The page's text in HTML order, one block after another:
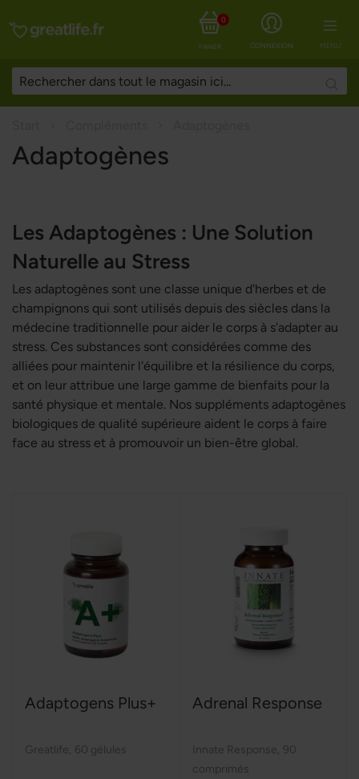
MENU
CONNEXION
PANIER
0
Adaptogènes
Les Adaptogènes : Une Solution
Naturelle au Stress
Les adaptogènes sont une classe unique d'herbes et de
champignons qui sont utilisés depuis des siècles dans la
médecine traditionnelle pour aider le corps à s'adapter au
stress. Ces substances sont considérées comme des
alliées pour maintenir l'équilibre et la résilience du corps,
et on leur attribue une large gamme de bienfaits pour la
santé physique et mentale. Nos suppléments adaptogènes
biologiques de qualité supérieure aident le corps à faire
face au stress et à promouvoir un bien-être global.
Adaptogens Plus+
Greatlife 60 gélules
Adrenal Response
Innate Response 90
comprimés